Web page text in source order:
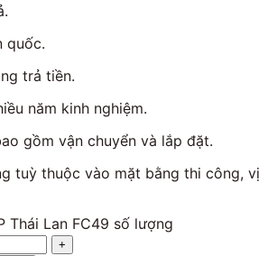
quốc.
trả tiền.
năm kinh nghiệm.
gồm vận chuyển và lắp đặt.
tuỳ thuộc vào mặt bằng thi công, vị
Thái Lan FC49 số lượng